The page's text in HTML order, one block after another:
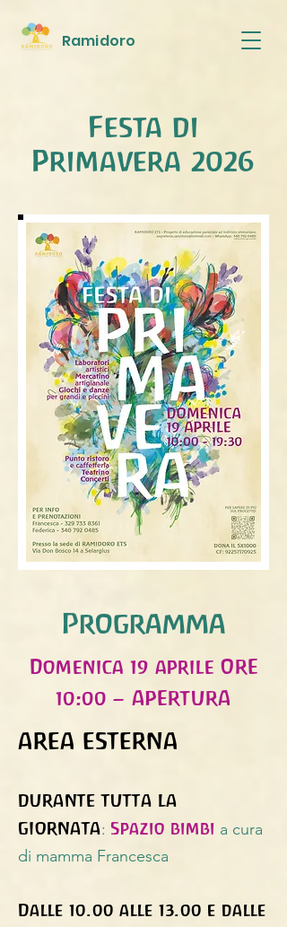
Ramidoro
Festa di
Primavera 2026
Programma
Domenica 19 aprile ORE
10:00 – APERTURA
AREA ESTERNA
DURANTE TUTTA LA
GIORNATA: Spazio bimbi a cura
di mamma Francesca
Dalle 10.00 alle 13.00 e dalle